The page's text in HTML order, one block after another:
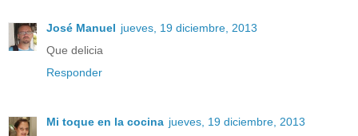
José Manuel jueves, 19 diciembre, 2013
Que delicia
Responder
Mi toque en la cocina jueves, 19 diciembre, 2013